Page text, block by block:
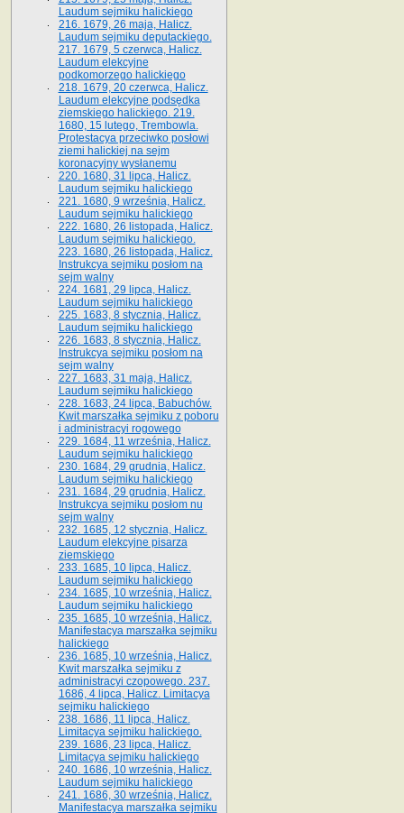
Laudum sejmiku halickiego
216. 1679, 26 maja, Halicz.
Laudum sejmiku deputackiego.
217. 1679, 5 czerwca, Halicz.
Laudum elekcyjne
podkomorzego halickiego
218. 1679, 20 czerwca, Halicz.
Laudum elekcyjne podsędka
ziemskiego halickiego. 219.
1680, 15 lutego, Trembowla.
Protestacya przeciwko posłowi
ziemi halickiej na sejm
koronacyjny wysłanemu
220. 1680, 31 lipca, Halicz.
Laudum sejmiku halickiego
221. 1680, 9 września, Halicz.
Laudum sejmiku halickiego
222. 1680, 26 listopada, Halicz.
Laudum sejmiku halickiego.
223. 1680, 26 listopada, Halicz.
Instrukcya sejmiku posłom na
sejm walny
224. 1681, 29 lipca, Halicz.
Laudum sejmiku halickiego
225. 1683, 8 stycznia, Halicz.
Laudum sejmiku halickiego
226. 1683, 8 stycznia, Halicz.
Instrukcya sejmiku posłom na
sejm walny
227. 1683, 31 maja, Halicz.
Laudum sejmiku halickiego
228. 1683, 24 lipca, Babuchów.
Kwit marszałka sejmiku z poboru
i administracyi rogowego
229. 1684, 11 września, Halicz.
Laudum sejmiku halickiego
230. 1684, 29 grudnia, Halicz.
Laudum sejmiku halickiego
231. 1684, 29 grudnia, Halicz.
Instrukcya sejmiku posłom nu
sejm walny
232. 1685, 12 stycznia, Halicz.
Laudum elekcyjne pisarza
ziemskiego
233. 1685, 10 lipca, Halicz.
Laudum sejmiku halickiego
234. 1685, 10 września, Halicz.
Laudum sejmiku halickiego
235. 1685, 10 września, Halicz.
Manifestacya marszałka sejmiku
halickiego
236. 1685, 10 września, Halicz.
Kwit marszałka sejmiku z
administracyi czopowego. 237.
1686, 4 lipca, Halicz. Limitacya
sejmiku halickiego
238. 1686, 11 lipca, Halicz.
Limitacya sejmiku halickiego.
239. 1686, 23 lipca, Halicz.
Limitacya sejmiku halickiego
240. 1686, 10 września, Halicz.
Laudum sejmiku halickiego
241. 1686, 30 września, Halicz.
Manifestacya marszałka sejmiku